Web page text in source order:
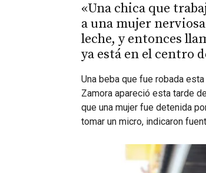
«Una chica que
a una mujer
leche, y entonces
ya está en el centro
Una beba que fue robada
Zamora apareció esta tarde
que una mujer fue detenida
tomar un micro, indicaron